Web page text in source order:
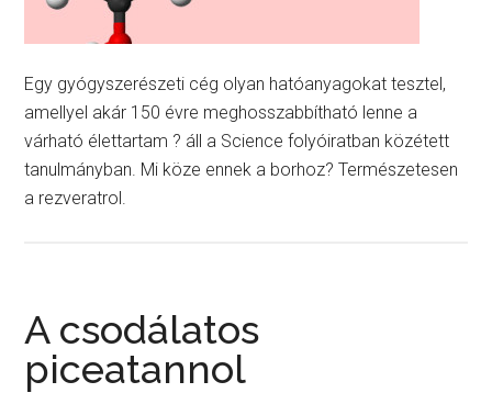
Egy gyógyszerészeti cég olyan hatóanyagokat tesztel,
amellyel akár 150 évre meghosszabbítható lenne a
várható élettartam ? áll a Science folyóiratban közétett
tanulmányban. Mi köze ennek a borhoz? Természetesen
a rezveratrol.
A csodálatos
piceatannol